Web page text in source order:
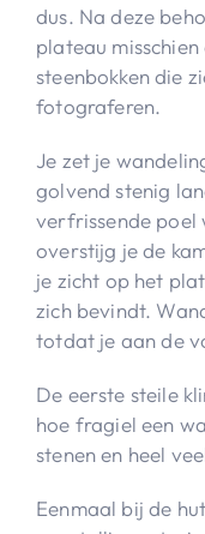
dus. Na deze
plateau
steenbokken die
fotograferen.
Je zet je
golvend stenig
verfrissende poel
overstijg je de
je zicht op het
zich bevindt.
totdat je aan de
De eerste steile
hoe fragiel een
stenen en heel
Eenmaal bij de